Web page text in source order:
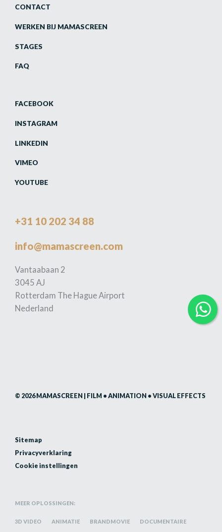
MEER OPLOSSINGEN:
3D VIDEO ANIMATIE BRANDMOVIE
DOCUMENTAIRE
CONTACT
WERKEN BIJ MAMASCREEN
STAGES
FAQ
FACEBOOK
INSTAGRAM
LINKEDIN
VIMEO
YOUTUBE
+31 10 202 34 88
info@mamascreen.com
Vantaabaan 2
3045 AJ
Rotterdam The Hague Airport
Nederland
© 2026 MAMASCREEN | FILM • ANIMATION • VISUAL EFFECTS
Sitemap
Privacyverklaring
Cookie instellingen